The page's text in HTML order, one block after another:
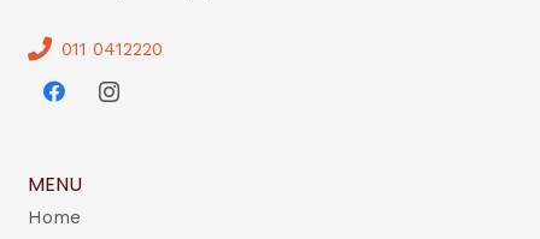
011 0412220
MENU
Home